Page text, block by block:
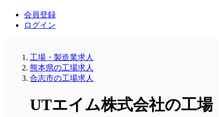
会員登録
ログイン
工場・製造業求人
熊本県の工場求人
合志市の工場求人
UTエイム株式会社の工場